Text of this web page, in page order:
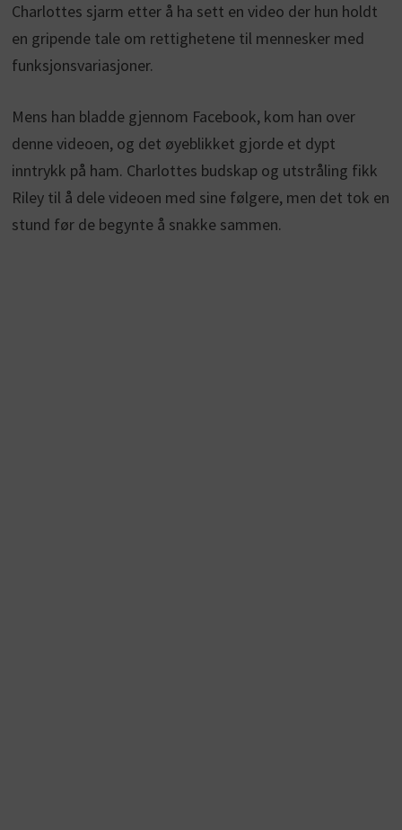
Charlottes sjarm etter å ha sett en video der hun holdt
en gripende tale om rettighetene til mennesker med
funksjonsvariasjoner.
Mens han bladde gjennom Facebook, kom han over
denne videoen, og det øyeblikket gjorde et dypt
inntrykk på ham. Charlottes budskap og utstråling fikk
Riley til å dele videoen med sine følgere, men det tok en
stund før de begynte å snakke sammen.